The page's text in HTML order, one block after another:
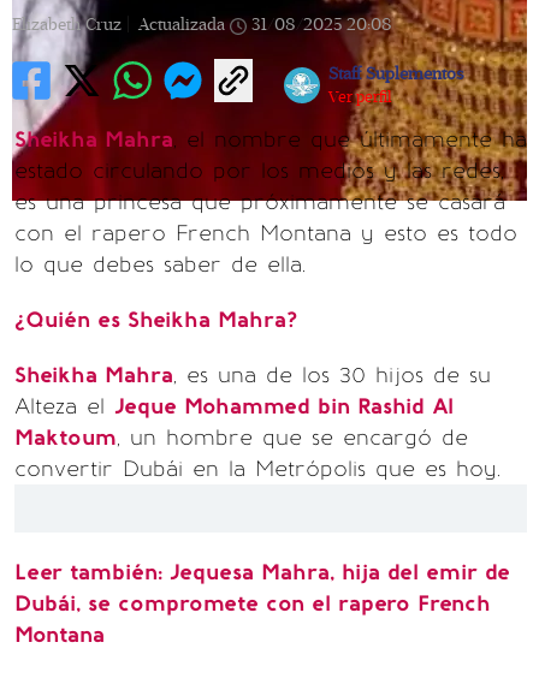
Elizabeth Cruz |
Actualizada 31/08/2025 20:08
Staff Suplementos
Ver perfil
Sheikha Mahra, el nombre que últimamente ha
estado circulando por los medios y las redes,
es una princesa que próximamente se casará
con el rapero French Montana y esto es todo
lo que debes saber de ella.
¿Quién es Sheikha Mahra?
Sheikha Mahra, es una de los 30 hijos de su
Alteza el Jeque Mohammed bin Rashid Al
Maktoum, un hombre que se encargó de
convertir Dubái en la Metrópolis que es hoy.
Leer también: Jequesa Mahra, hija del emir de
Dubái, se compromete con el rapero French
Montana